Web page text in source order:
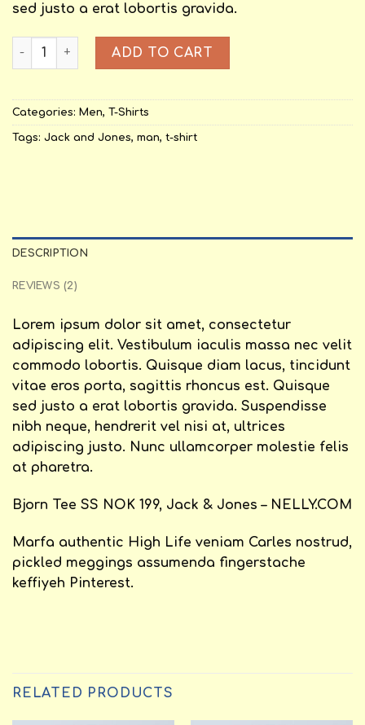
sed justo a erat lobortis gravida.
Bjorn Tee SS Jack & Jones quantity
ADD TO CART
Categories: Men, T-Shirts
Tags: Jack and Jones, man, t-shirt
DESCRIPTION
REVIEWS (2)
Lorem ipsum dolor sit amet, consectetur
adipiscing elit. Vestibulum iaculis massa nec velit
commodo lobortis. Quisque diam lacus, tincidunt
vitae eros porta, sagittis rhoncus est. Quisque
sed justo a erat lobortis gravida. Suspendisse
nibh neque, hendrerit vel nisi at, ultrices
adipiscing justo. Nunc ullamcorper molestie felis
at pharetra.
Bjorn Tee SS NOK 199, Jack & Jones – NELLY.COM
Marfa authentic High Life veniam Carles nostrud,
pickled meggings assumenda fingerstache
keffiyeh Pinterest.
RELATED PRODUCTS